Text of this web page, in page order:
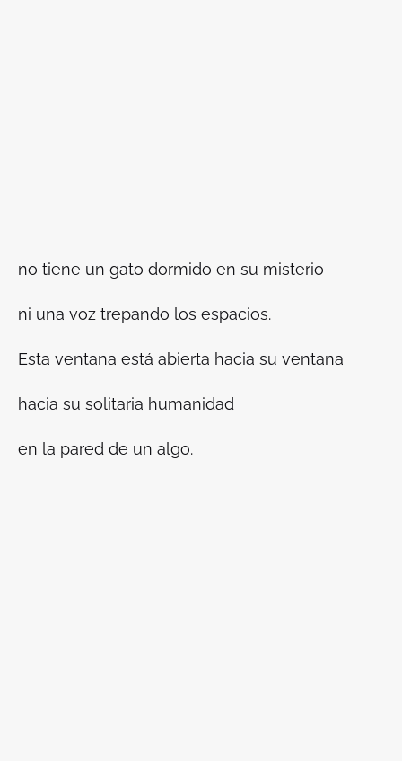
no tiene un gato dormido en su misterio
ni una voz trepando los espacios.
Esta ventana está abierta hacia su ventana
hacia su solitaria humanidad
en la pared de un algo.